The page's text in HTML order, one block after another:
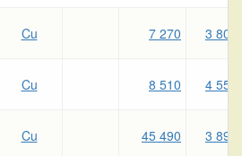
Cu 7 270 3 800
Cu 8 510 4 550
Cu 45 490 3 890